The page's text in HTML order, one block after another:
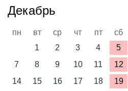
Декабрь
пн вт ср чт пт сб
1
2 3 4 5
7
8 9 10 11 12
14
15 16 17 18 19